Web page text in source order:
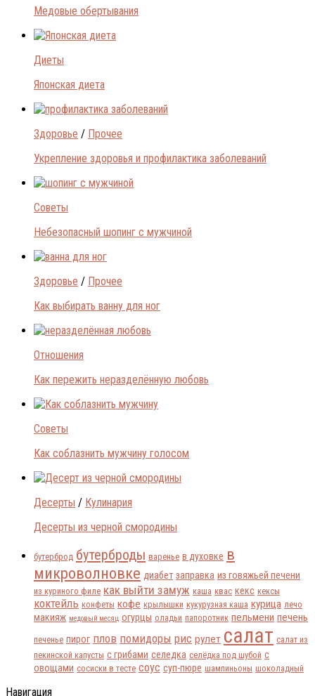
Медовые обертывания
Диеты
Японская диета
Здоровье / Прочее
Укрепление здоровья и профилактика заболеваний
Советы
Небезопасный шопинг с мужчиной
Здоровье / Прочее
Как выбирать ванну для ног
Отношения
Как пережить неразделённую любовь
Советы
Как соблазнить мужчину голосом
Десерты / Кулинария
Десерты из черной смородины
бутерброд бутерброды варенье в духовке в
микроволновке диабет заправка из говяжьей печени
из куриного филе как выйти замуж каша квас кекс кексы
коктейль конфеты кофе крылышки кукурузная каша курица лечо
макияж медовый месяц огурцы оладьи папоротник пельмени печень
печенье пирог плов помидоры рис рулет салат салат из
пекинской капусты с грибами селедка селёдка под шубой с
овощами сосиски в тесте соус суп-пюре шампиньоны шоколадный
Навигация